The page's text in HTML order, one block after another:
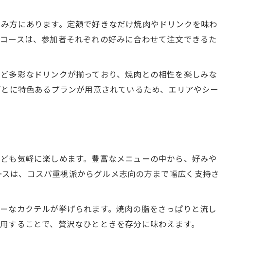
とは
み合わせ
を解説
ント
伝授
選ぶコツ
方にあります。定額で好きなだけ焼肉やドリンクを味わ
ースは、参加者それぞれの好みに合わせて注文できるた
多彩なドリンクが揃っており、焼肉との相性を楽しみな
に特色あるプランが用意されているため、エリアやシー
も気軽に楽しめます。豊富なメニューの中から、好みや
は、コスパ重視派からグルメ志向の方まで幅広く支持さ
なカクテルが挙げられます。焼肉の脂をさっぱりと流し
ることで、贅沢なひとときを存分に味わえます。